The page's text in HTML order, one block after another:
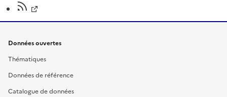
Données ouvertes
Thématiques
Données de référence
Catalogue de données